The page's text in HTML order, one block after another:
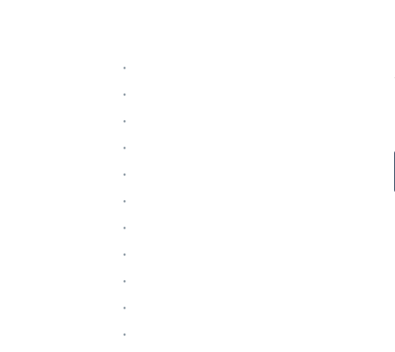
・
・
・
・
・
・
・
・
・
・
・